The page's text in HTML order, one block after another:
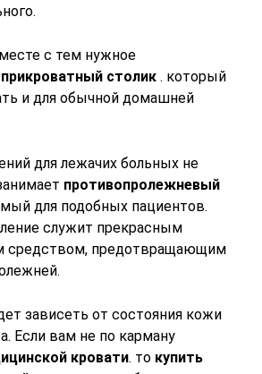
с тем нужное
прикроватный столик . который
и для обычной домашней
для лежачих больных не
противопролежневый
для подобных пациентов.
служит прекрасным
средством, предотвращающим
зависеть от состояния кожи
Если вам не по карману
кровати. то купить